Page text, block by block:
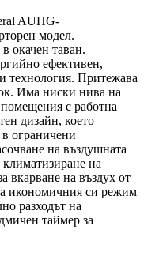
AUHG-
модел.
окачен таван.
ефективен,
технология. Притежава
Има ниски нива на
с работна
дизайн, което
ограничени
на въздушната
на
вкарване на въздух от
икономичния си режим
разходът на
таймер за